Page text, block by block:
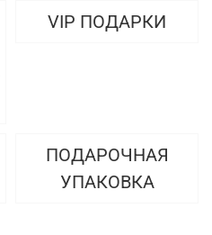
VIP ПОДАРКИ
ПОДАРОЧНАЯ
УПАКОВКА